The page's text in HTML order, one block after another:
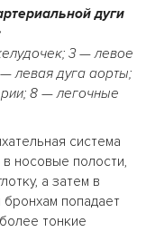
дуги
3 — левое
левая дуга аорты;
8 — легочные
система
носовые полости,
а затем в
бронхам попадает
тонкие